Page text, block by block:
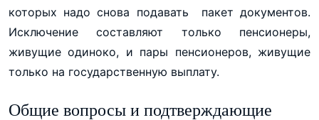
которых надо снова подавать пакет документов.
Исключение составляют только пенсионеры,
живущие одиноко, и пары пенсионеров, живущие
только на государственную выплату.
Общие вопросы и подтверждающие